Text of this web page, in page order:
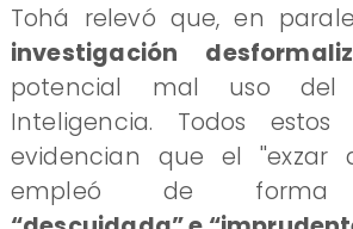
​Tohá relevó que, en
investigación
potencial mal uso del
Inteligencia. Todos estos
evidencian que el ''exzar
empleó de